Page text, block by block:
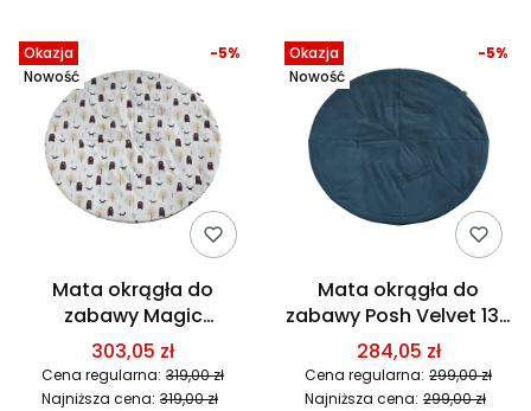
Okazja
Nowość
Mata okrągła do
zabawy Magic
Collection 130 cm -
Wzory do wyboru
303,05 zł
Cena regularna: 319,00 zł
-5%
Najniższa cena: 319,00 zł
Okazja
Nowość
Mata okrągła do
zabawy Posh Velvet 130
cm - Kolory do wyboru
284,05 zł
Cena regularna: 299,00 zł
-5%
Najniższa cena: 299,00 zł